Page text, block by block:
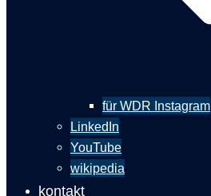
für WDR Instagram
LinkedIn
YouTube
wikipedia
kontakt